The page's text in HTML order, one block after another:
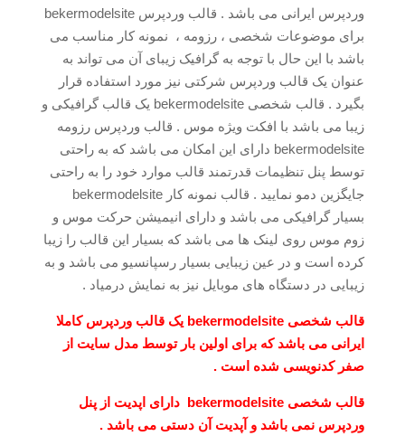
وردپرس ایرانی می باشد . قالب وردپرس bekermodelsite
برای موضوعات شخصی ، رزومه ، نمونه کار مناسب می
باشد با این حال با توجه به گرافیک زیبای آن می تواند به
عنوان یک قالب وردپرس شرکتی نیز مورد استفاده قرار
بگیرد . قالب شخصی bekermodelsite یک قالب گرافیکی و
زیبا می باشد با افکت ویژه موس . قالب وردپرس رزومه
bekermodelsite دارای این امکان می باشد که به راحتی
توسط پنل تنظیمات قدرتمند قالب موارد خود را به راحتی
جایگزین دمو نمایید . قالب نمونه کار bekermodelsite
بسیار گرافیکی می باشد و دارای انیمیشن حرکت موس و
زوم موس روی لینک ها می باشد که بسیار این قالب را زیبا
کرده است و در عین زیبایی بسیار رسپانسیو می باشد و به
زیبایی در دستگاه های موبایل نیز به نمایش درمیاد .
قالب شخصی bekermodelsite یک قالب وردپرس کاملا
ایرانی می باشد که برای اولین بار توسط مدل سایت از
صفر کدنویسی شده است .
قالب شخصی bekermodelsite دارای اپدیت از پنل
وردپرس نمی باشد و آپدیت آن دستی می باشد .